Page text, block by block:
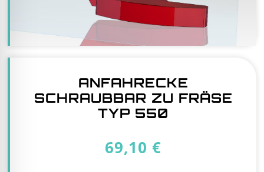
ANFAHRECKE
SCHRAUBBAR ZU FRÄSE
TYP 550
69,10 €